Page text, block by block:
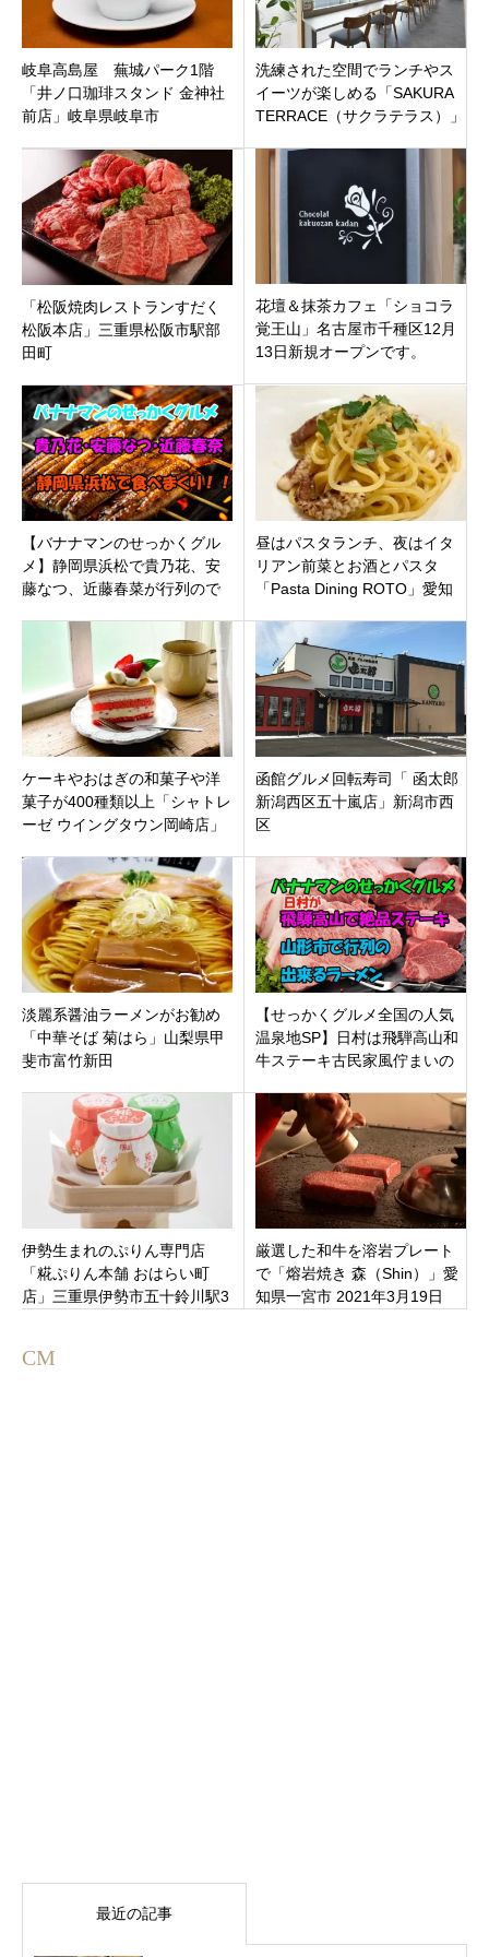
岐阜高島屋 蕪城パーク1階
「井ノ口珈琲スタンド 金神社
前店」岐阜県岐阜市
洗練された空間でランチやス
イーツが楽しめる「SAKURA
TERRACE（サクラテラス）」
「松阪焼肉レストランすだく
松阪本店」三重県松阪市駅部
田町
花壇＆抹茶カフェ「ショコラ
覚王山」名古屋市千種区12月
13日新規オープンです。
【バナナマンのせっかくグル
メ】静岡県浜松で貴乃花、安
藤なつ、近藤春菜が行列ので
カツを食べまくり
昼はパスタランチ、夜はイタ
リアン前菜とお酒とパスタ
「Pasta Dining ROTO」愛知
プン
ケーキやおはぎの和菓子や洋
菓子が400種類以上「シャトレ
ーゼ ウイングタウン岡崎店」
ン！
函館グルメ回転寿司「 函太郎
新潟西区五十嵐店」新潟市西
区
淡麗系醤油ラーメンがお勧め
「中華そば 菊はら」山梨県甲
斐市富竹新田
【せっかくグルメ全国の人気
温泉地SP】日村は飛騨高山和
牛ステーキ古民家風佇まいの
行列ラーメン
伊勢生まれのぷりん専門店
「糀ぷりん本舗 おはらい町
店」三重県伊勢市五十鈴川駅3
厳選した和牛を溶岩プレート
で「熔岩焼き 森（Shin）」愛
知県一宮市 2021年3月19日
CM
最近の記事